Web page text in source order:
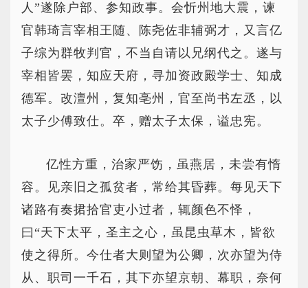
人”遂除户部、参知政事。会忻州地大震，谏
官韩琦言宰相王随、陈尧佐非辅弼才，又言亿
子综为群牧判官，不当自请以兄纲代之。遂与
宰相皆罢，知应天府，寻加资政殿学士、知成
德军。改澶州，复知亳州，官至尚书左丞，以
太子少傅致仕。卒，赠太子太保，谥忠宪。
亿性方重，治家严饬，虽燕居，未尝有惰
容。见亲旧之孤贫者，常给其昏葬。每见天下
诸路有奏捃拾官吏小过者，辄颜色不怿，
曰“天下太平，圣主之心，虽昆虫草木，皆欲
使之得所。今仕者大则望为公卿，次亦望为侍
从、职司一千石，其下亦望京朝、幕职，奈何